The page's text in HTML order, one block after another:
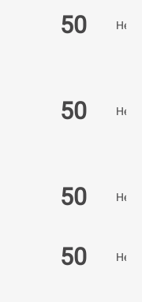
50 Нет
50 Нет
50 Нет
50 Нет